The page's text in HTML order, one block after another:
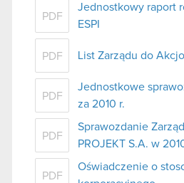
PDF
Jednostkowy raport
ESPI
PDF List Zarządu do
PDF
Jednostkowe
za 2010 r.
PDF
Sprawozdanie
PROJEKT S.A. w
PDF
Oświadczenie o